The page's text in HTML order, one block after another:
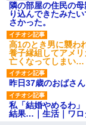
隣の部屋の住民の
り込んできたみた
さかった。
高1のとき男に襲わ
養子縁組してアメ
亡くなってしまい…
昨日37歳のおばさ
私「結婚やめるわ
結果…｜生活｜ワ